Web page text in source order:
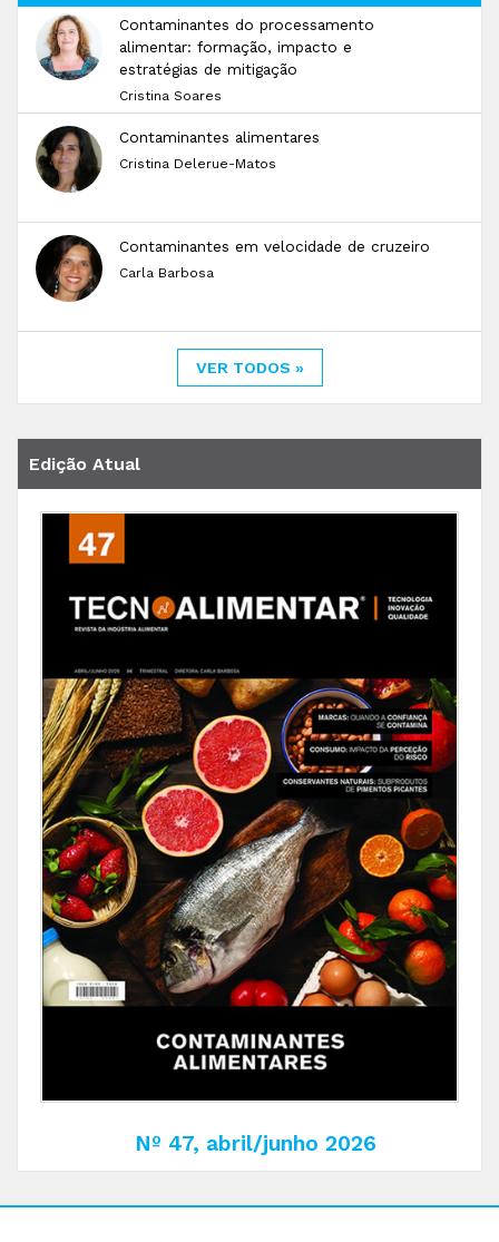
Contaminantes do processamento
alimentar: formação, impacto e
estratégias de mitigação
Cristina Soares
Contaminantes alimentares
Cristina Delerue-Matos
Contaminantes em velocidade de cruzeiro
Carla Barbosa
VER TODOS »
Edição Atual
Nº 47, abril/junho 2026